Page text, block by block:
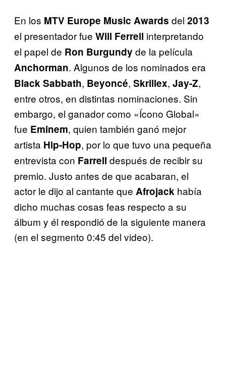
En los MTV Europe Music Awards del 2013
el presentador fue Will Ferrell interpretando
el papel de Ron Burgundy de la película
Anchorman. Algunos de los nominados era
Black Sabbath, Beyoncé, Skrillex, Jay-Z,
entre otros, en distintas nominaciones. Sin
embargo, el ganador como «Ícono Global»
fue Eminem, quien también ganó mejor
artista Hip-Hop, por lo que tuvo una pequeña
entrevista con Farrell después de recibir su
premio. Justo antes de que acabaran, el
actor le dijo al cantante que Afrojack había
dicho muchas cosas feas respecto a su
álbum y él respondió de la siguiente manera
(en el segmento 0:45 del video).